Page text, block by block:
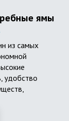
ямы
из самых
удобство
прост в